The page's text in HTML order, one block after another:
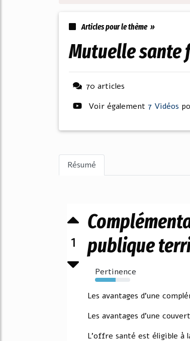
Articles pour le thème »
mutuelle
70 articles
Voir également 7 Vidéos
Résumé
1 publique
Pertinence
59%
Les avantages d'une
Les avantages d'une
L'offre santé est éligible à